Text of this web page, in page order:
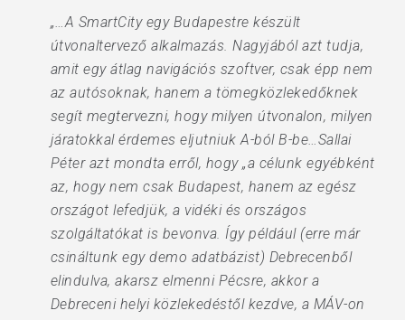
„…A SmartCity egy Budapestre készült
útvonaltervező alkalmazás. Nagyjából azt tudja,
amit egy átlag navigációs szoftver, csak épp nem
az autósoknak, hanem a tömegközlekedőknek
segít megtervezni, hogy milyen útvonalon, milyen
járatokkal érdemes eljutniuk A-ból B-be…Sallai
Péter azt mondta erről, hogy „a célunk egyébként
az, hogy nem csak Budapest, hanem az egész
országot lefedjük, a vidéki és országos
szolgáltatókat is bevonva. Így például (erre már
csináltunk egy demo adatbázist) Debrecenből
elindulva, akarsz elmenni Pécsre, akkor a
Debreceni helyi közlekedéstől kezdve, a MÁV-on